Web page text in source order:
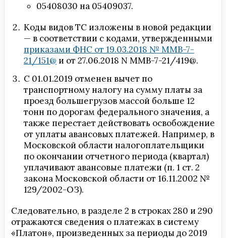
05408030 на 05409037.
Коды видов ТС изложены в новой редакции
— в соответствии с кодами, утвержденными
приказами ФНС от 19.03.2018 № ММВ-7-
21/151@ и от 27.06.2018 N ММВ-7-21/419@.
С 01.01.2019 отменен вычет по
транспортному налогу на сумму платы за
проезд большегрузов массой больше 12
тонн по дорогам федерального значения, а
также перестает действовать освобождение
от уплаты авансовых платежей. Например, в
Московской области налогоплательщики
по окончании отчетного периода (квартал)
уплачивают авансовые платежи (п. 1 ст. 2
закона Московской области от 16.11.2002 №
129/2002-ОЗ).
Следовательно, в разделе 2 в строках 280 и 290
отражаются сведения о платежах в систему
«Платон», произведенных за периоды до 2019